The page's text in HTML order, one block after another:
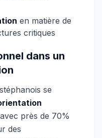
en matière de
critiques
dans un
se
près de 70%
des